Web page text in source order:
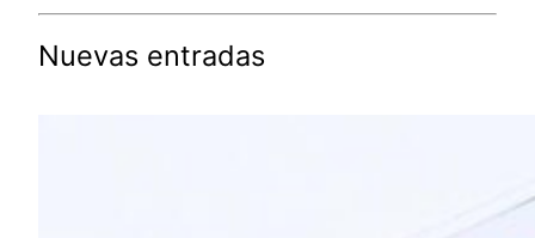
Nuevas entradas